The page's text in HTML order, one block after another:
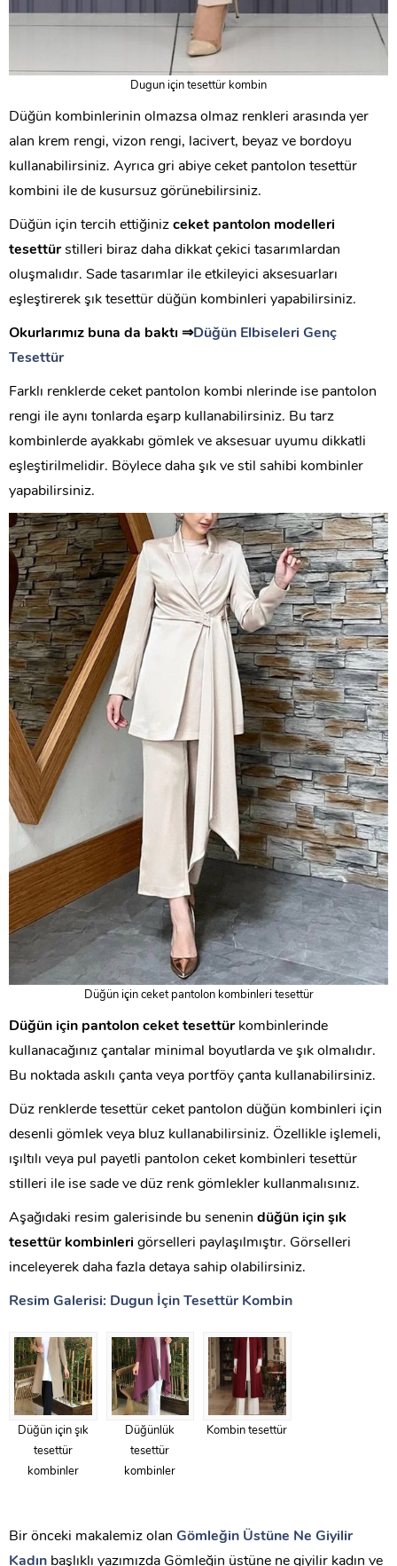
Dugun için tesettür kombin
Düğün kombinlerinin olmazsa olmaz renkleri arasında yer
alan krem rengi, vizon rengi, lacivert, beyaz ve bordoyu
kullanabilirsiniz. Ayrıca gri abiye ceket pantolon tesettür
kombini ile de kusursuz görünebilirsiniz.
Düğün için tercih ettiğiniz ceket pantolon modelleri
tesettürstilleri biraz daha dikkat çekici tasarımlardan
oluşmalıdır. Sade tasarımlar ile etkileyici aksesuarları
eşleştirerek şık tesettür düğün kombinleri yapabilirsiniz.
Okurlarımız buna da baktı ⇒Düğün Elbiseleri Genç
Tesettür
Farklı renklerde ceket pantolon kombi nlerinde ise pantolon
rengi ile aynı tonlarda eşarp kullanabilirsiniz. Bu tarz
kombinlerde ayakkabı gömlek ve aksesuar uyumu dikkatli
eşleştirilmelidir. Böylece daha şık ve stil sahibi kombinler
yapabilirsiniz.
Düğün için ceket pantolon kombinleri tesettür
Düğün için pantolon ceket tesettürkombinlerinde
kullanacağınız çantalar minimal boyutlarda ve şık olmalıdır.
Bu noktada askılı çanta veya portföy çanta kullanabilirsiniz.
Düz renklerde tesettür ceket pantolon düğün kombinleri için
desenli gömlek veya bluz kullanabilirsiniz. Özellikle işlemeli,
ışıltılı veya pul payetli pantolon ceket kombinleri tesettür
stilleri ile ise sade ve düz renk gömlekler kullanmalısınız.
Aşağıdaki resim galerisinde bu senenin düğün için şık
tesettür kombinleri görselleri paylaşılmıştır. Görselleri
inceleyerek daha fazla detaya sahip olabilirsiniz.
Resim Galerisi: Dugun İçin Tesettür Kombin
Düğün için şık
tesettür
kombinler
Düğünlük
tesettür
kombinler
Kombin tesettür
Bir önceki makalemiz olan Gömleğin Üstüne Ne Giyilir
Kadın başlıklı yazımızda Gömleğin üstüne ne giyilir kadın ve